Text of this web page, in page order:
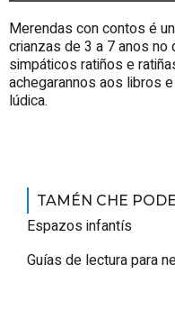
Merendas con contos é
crianzas de 3 a 7 anos
simpáticos ratiños e
achegarannos aos libros
lúdica.
TAMÉN CHE
Espazos infantís
Guías de lectura para